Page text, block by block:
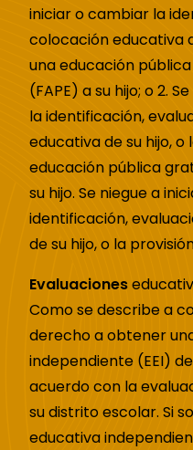
iniciar o cambiar la
colocación educativa
una educación
(FAPE) a su hijo; o 2.
la identificación,
educativa de su hijo, o
educación pública
su hijo. Se niegue a
identificación,
de su hijo, o la
Evaluaciones
Como se describe a
derecho a obtener
independiente (EEI)
acuerdo con la
su distrito escolar. Si
educativa